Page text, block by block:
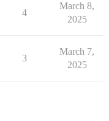
4
March 8,
2025
3
March 7,
2025